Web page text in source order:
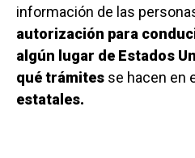
información de las
autorización para
algún lugar de Estados
qué trámites se hacen en
estatales.